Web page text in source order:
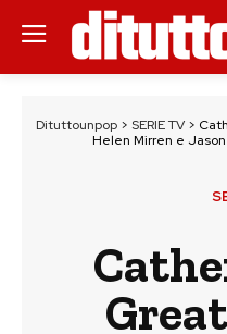
Dituttounpop> SERIE TV>
Helen Mirren e